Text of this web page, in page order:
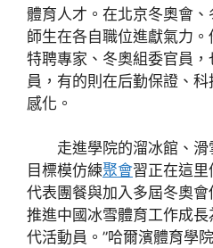
體育人才。在北京冬奧會
師生在各自職位進獻氣力
特聘專家、冬奧組委官員
員，有的則在后勤保證、
感化。
走進學院的溜冰館、
目標模仿練聚會習正在這里
代表團餐與加入多屆冬奧
推進中國冰雪體育工作成
代活動員。”哈爾濱體育學